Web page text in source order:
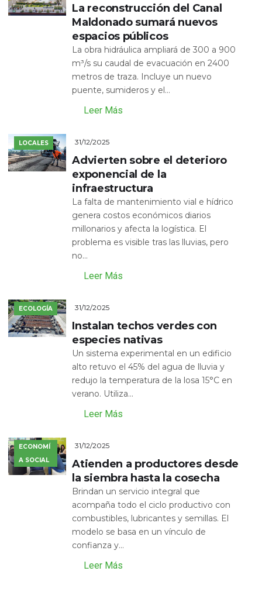
La reconstrucción del Canal
Maldonado sumará nuevos
espacios públicos
La obra hidráulica ampliará de 300 a 900
m³/s su caudal de evacuación en 2400
metros de traza. Incluye un nuevo
puente, sumideros y el...
Leer Más
LOCALES 31/12/2025
Advierten sobre el deterioro
exponencial de la
infraestructura
La falta de mantenimiento vial e hídrico
genera costos económicos diarios
millonarios y afecta la logística. El
problema es visible tras las lluvias, pero
no...
Leer Más
ECOLOGÍA 31/12/2025
Instalan techos verdes con
especies nativas
Un sistema experimental en un edificio
alto retuvo el 45% del agua de lluvia y
redujo la temperatura de la losa 15°C en
verano. Utiliza...
Leer Más
ECONOMÍ
A SOCIAL
31/12/2025
Atienden a productores desde
la siembra hasta la cosecha
Brindan un servicio integral que
acompaña todo el ciclo productivo con
combustibles, lubricantes y semillas. El
modelo se basa en un vínculo de
confianza y...
Leer Más